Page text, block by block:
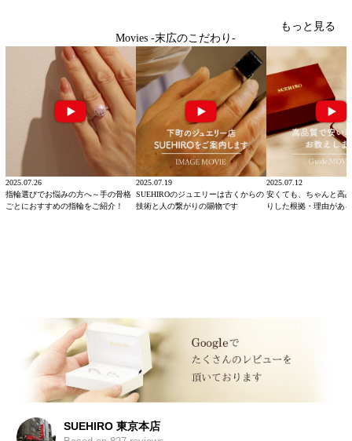
Movies -末広のこだわり-
もっと見る
2025.07.26
指輪選びでお悩みの方へ～手の骨格
ごとにおすすめの指輪をご紹介！
2025.07.19
SUEHIROのジュエリーは古くからの
技術と人の繋がりの賜物です
2025.07.12
安くても、ちゃんと高
りした根拠・理由があ
SUEHIRO 東京本店